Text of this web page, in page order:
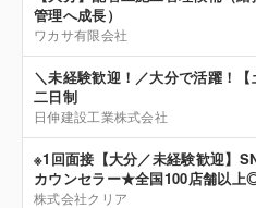
管理へ成長）
ワカサ有限会社
＼未経験歓迎！／大分で活躍！
二日制
日伸建設工業株式会社
※1回面接【大分／未経験歓迎】
カウンセラー★全国100店舗以上
株式会社クリア